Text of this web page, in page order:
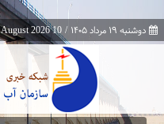
دوشنبه ۱۹ مرداد ۱۴۰۵ /
10 August 2026